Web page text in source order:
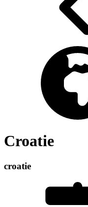
Croatie
croatie